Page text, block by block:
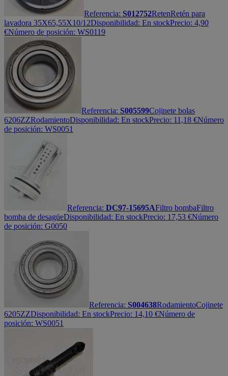
Referencia: S012752RetenRetén para
lavadora 35X65,55X10/12Disponibilidad: En stockPrecio: 4,90
€Número de posición: WS0119
Referencia: S005599Cojinete bolas
6206ZZRodamientoDisponibilidad: En stockPrecio: 11,18 €Número
de posición: WS0051
Referencia: DC97-15695AFiltro bombaFiltro
bomba de desagüeDisponibilidad: En stockPrecio: 17,53 €Número
de posición: G0050
Referencia: S004638RodamientoCojinete
6205ZZDisponibilidad: En stockPrecio: 14,10 €Número de
posición: WS0051